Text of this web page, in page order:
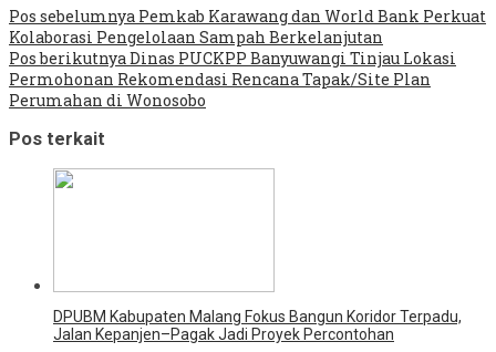
Pos sebelumnya Pemkab Karawang dan World Bank Perkuat
Kolaborasi Pengelolaan Sampah Berkelanjutan
Pos berikutnyaDinas PUCKPP Banyuwangi Tinjau Lokasi
Permohonan Rekomendasi Rencana Tapak/Site Plan
Perumahan di Wonosobo
Pos terkait
DPUBM Kabupaten Malang Fokus Bangun Koridor Terpadu,
Jalan Kepanjen–Pagak Jadi Proyek Percontohan